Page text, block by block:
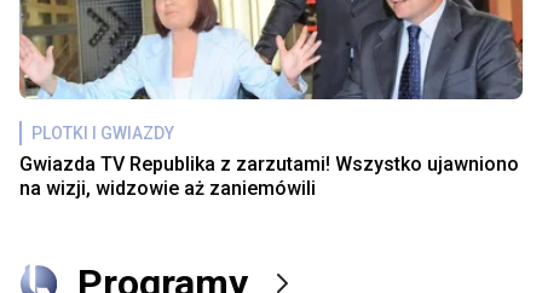
PLOTKI I GWIAZDY
Gwiazda TV Republika z zarzutami! Wszystko ujawniono
na wizji, widzowie aż zaniemówili
Programy